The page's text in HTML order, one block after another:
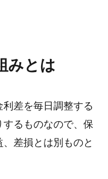
みとは
差を毎日調整する
るものなので、保
差損とは別ものと